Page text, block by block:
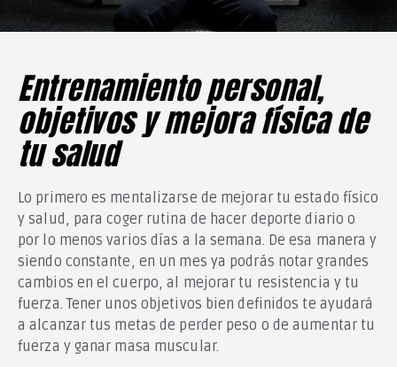
Entrenamiento personal,
objetivos y mejora física de
tu salud
Lo primero es mentalizarse de mejorar tu estado físico
y salud, para coger rutina de hacer deporte diario o
por lo menos varios días a la semana. De esa manera y
siendo constante, en un mes ya podrás notar grandes
cambios en el cuerpo, al mejorar tu resistencia y tu
fuerza. Tener unos objetivos bien definidos te ayudará
a alcanzar tus metas de perder peso o de aumentar tu
fuerza y ganar masa muscular.